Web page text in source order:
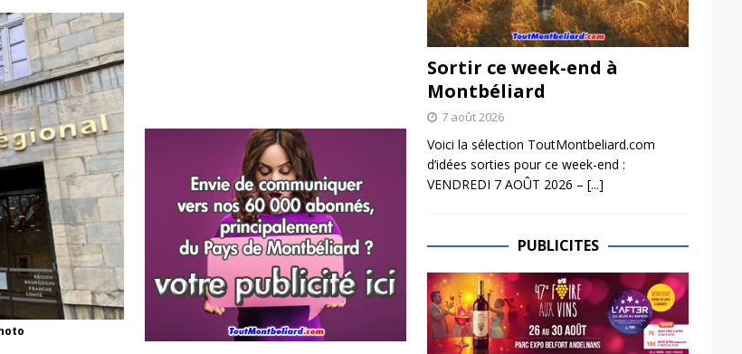
Sortir ce week-end à
Montbéliard
7 août 2026
Voici la sélection ToutMontbeliard.com
d’idées sorties pour ce week-end :
VENDREDI 7 AOÛT 2026 – [...]
PUBLICITES